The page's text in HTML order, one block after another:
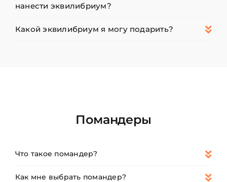
нанести эквилибриум?
Какой эквилибриум я могу подарить?
Помандеры
Что такое помандер?
Как мне выбрать помандер?